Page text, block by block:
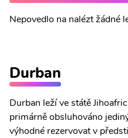
Nepovedlo na nalézt žádné
Durban
Durban leží ve státě
primárně obsluhováno
výhodné rezervovat v